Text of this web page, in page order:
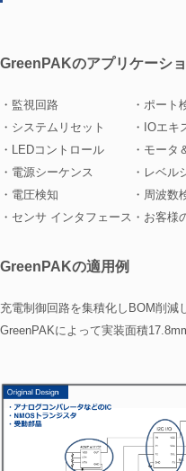
GreenPAKのアプリケーシ
・監視回路
・システムリセット
・LEDコントロール
・電源シーケンス
・電圧検知
・センサ インタフェース
・ポート
・IOエキ
・モータ
・レベル
・周波数
・お客様
GreenPAKの適用例
充電制御回路を集積化しBOM削減
GreenPAKによって実装面積